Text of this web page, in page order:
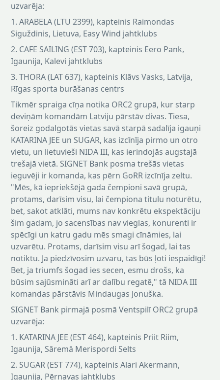
uzvarēja:
1. ARABELA (LTU 2399), kapteinis Raimondas
Siguždinis, Lietuva, Easy Wind jahtklubs
2. CAFE SAILING (EST 703), kapteinis Eero Pank,
Igaunija, Kalevi jahtklubs
3. THORA (LAT 637), kapteinis Klāvs Vasks, Latvija,
Rīgas sporta burāšanas centrs
Tikmēr spraiga cīņa notika ORC2 grupā, kur starp
deviņām komandām Latviju pārstāv divas. Tiesa,
šoreiz godalgotās vietas savā starpā sadalīja igauņi
KATARINA JEE un SUGAR, kas izcīnīja pirmo un otro
vietu, un lietuvieši NIDA III, kas ierindojās augstajā
trešajā vietā. SIGNET Bank posma trešās vietas
ieguvēji ir komanda, kas pērn GoRR izcīnīja zeltu.
"Mēs, kā iepriekšējā gada čempioni savā grupā,
protams, darīsim visu, lai čempiona titulu noturētu,
bet, sakot atklāti, mums nav konkrētu ekspektāciju
šim gadam, jo sacensības nav vieglas, konurenti ir
spēcīgi un katru gadu mēs smagi cīnāmies, lai
uzvarētu. Protams, darīsim visu arī šogad, lai tas
notiktu. Ja piedzīvosim uzvaru, tas būs ļoti iespaidīgi!
Bet, ja triumfs šogad ies secen, esmu drošs, ka
būsim sajūsmināti arī ar dalību regatē," tā NIDA III
komandas pārstāvis Mindaugas Jonuška.
SIGNET Bank pirmajā posmā Ventspilī ORC2 grupā
uzvarēja:
1. KATARINA JEE (EST 464), kapteinis Priit Riim,
Igaunija, Sāremā Merispordi Selts
2. SUGAR (EST 774), kapteinis Alari Akermann,
Igaunija, Pērnavas jahtklubs